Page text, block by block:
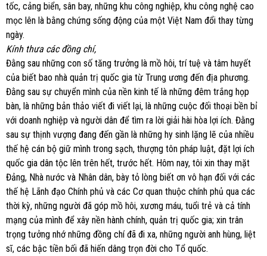
tốc, cảng biển, sân bay, những khu công nghiệp, khu công nghệ cao
mọc lên là bằng chứng sống động của một Việt Nam đổi thay từng
ngày.
Kính thưa các đồng chí,
Đằng sau những con số tăng trưởng là mồ hôi, trí tuệ và tâm huyết
của biết bao nhà quản trị quốc gia từ Trung ương đến địa phương.
Đằng sau sự chuyển mình của nền kinh tế là những đêm trắng họp
bàn, là những bản thảo viết đi viết lại, là những cuộc đối thoại bền bỉ
với doanh nghiệp và người dân để tìm ra lời giải hài hòa lợi ích. Đằng
sau sự thịnh vượng đang đến gần là những hy sinh lặng lẽ của nhiều
thế hệ cán bộ giữ mình trong sạch, thượng tôn pháp luật, đặt lợi ích
quốc gia dân tộc lên trên hết, trước hết. Hôm nay, tôi xin thay mặt
Đảng, Nhà nước và Nhân dân, bày tỏ lòng biết ơn vô hạn đối với các
thế hệ Lãnh đạo Chính phủ và các Cơ quan thuộc chính phủ qua các
thời kỳ, những người đã góp mồ hôi, xương máu, tuổi trẻ và cả tính
mạng của mình để xây nền hành chính, quản trị quốc gia; xin trân
trọng tưởng nhớ những đồng chí đã đi xa, những người anh hùng, liệt
sĩ, các bậc tiền bối đã hiến dâng trọn đời cho Tổ quốc.